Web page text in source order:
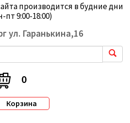
производится в будние дни
пт 9:00-18:00)
ул. Гаранькина,16
0
Корзина